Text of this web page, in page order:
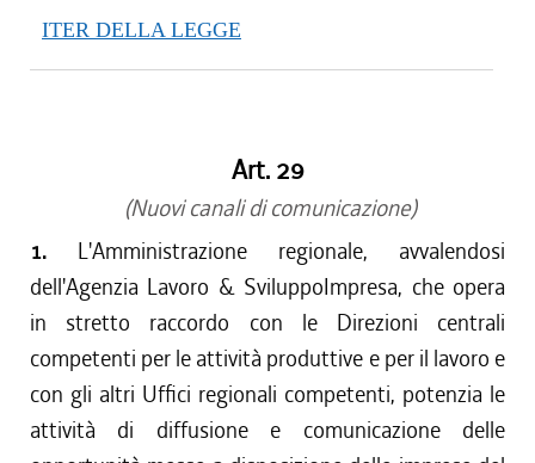
ITER DELLA LEGGE
Art. 29
(Nuovi canali di comunicazione)
1. L'Amministrazione regionale, avvalendosi
dell'Agenzia Lavoro & SviluppoImpresa, che opera
in stretto raccordo con le Direzioni centrali
competenti per le attività produttive e per il lavoro e
con gli altri Uffici regionali competenti, potenzia le
attività di diffusione e comunicazione delle